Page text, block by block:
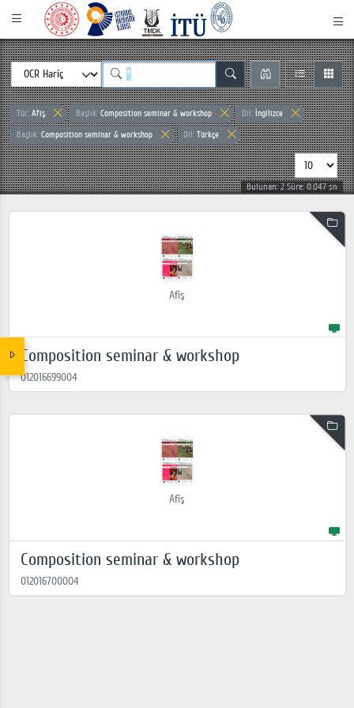
Tür: Afiş Başlık: Composition seminar & workshop Dil: İngilizce
Başlık: Composition seminar & workshop Dil: Türkçe
Bulunan: 2 Süre: 0.047 sn
Afiş
Composition seminar & workshop
012016699004
Afiş
Composition seminar & workshop
012016700004